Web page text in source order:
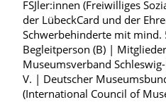
FSJler:innen (Freiwilliges
der LübeckCard und der
Schwerbehinderte mit mind.
Begleitperson (B) |
Museumsverband
V. | Deutscher
(International Council of